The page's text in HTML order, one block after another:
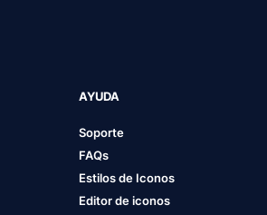
AYUDA
Soporte
FAQs
Estilos de Iconos
Editor de iconos